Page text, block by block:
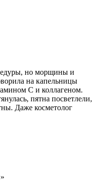
но морщины и
на капельницы
С и коллагеном.
пятна посветлели,
Даже косметолог